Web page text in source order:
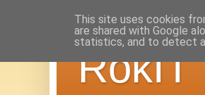
RokIT
This site uses cookies
are shared with Google
statistics, and to detect